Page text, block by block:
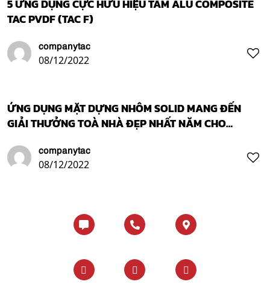
5 ỨNG DỤNG CỰC HỮU HIỆU TẤM ALU COMPOSITE
TAC PVDF (TAC F)
companytac
08/12/2022
ỨNG DỤNG MẶT DỰNG NHÔM SOLID MANG ĐẾN
GIẢI THƯỞNG TOÀ NHÀ ĐẸP NHẤT NĂM CHO
companytac
08/12/2022